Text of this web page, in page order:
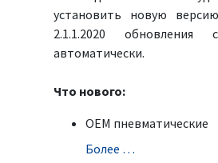
установить новую
2.1.1.2020 обновления
автоматически.
Что нового:
OEM пневматические
Болeе …